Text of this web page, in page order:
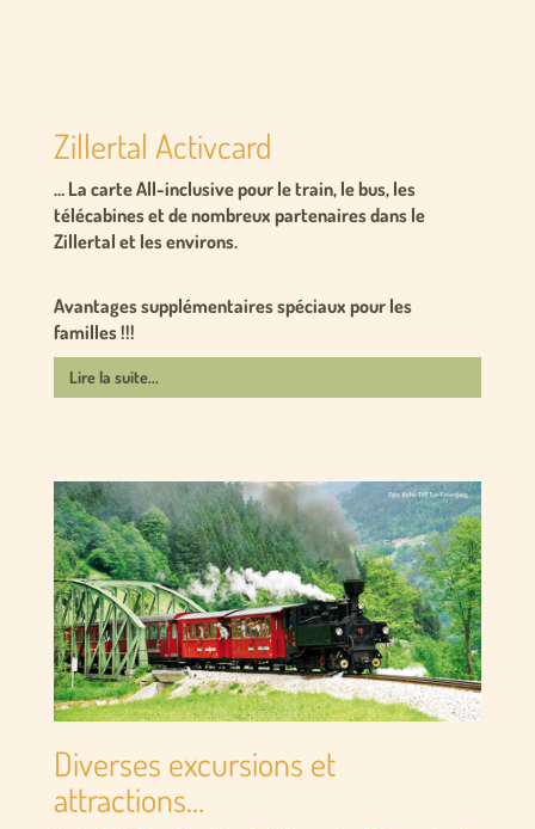
Zillertal Activcard
… La carte All-inclusive pour le train, le bus, les
télécabines et de nombreux partenaires dans le
Zillertal et les environs.
Avantages supplémentaires spéciaux pour les
familles !!!
Lire la suite...
Diverses excursions et
attractions…